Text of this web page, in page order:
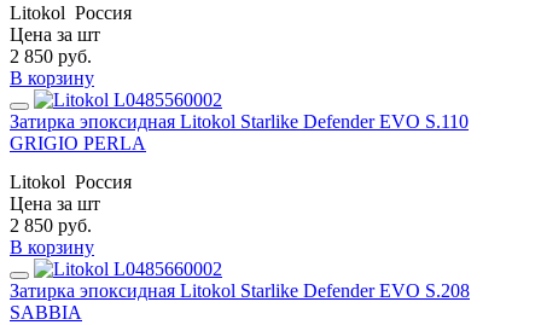
Litokol Россия
Цена за шт
2 850 руб.
В корзину
Затирка эпоксидная Litokol Starlike Defender EVO S.110
GRIGIO PERLA
Litokol Россия
Цена за шт
2 850 руб.
В корзину
Затирка эпоксидная Litokol Starlike Defender EVO S.208
SABBIA